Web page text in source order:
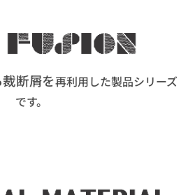
断屑を再利用した製品シリーズ
です。